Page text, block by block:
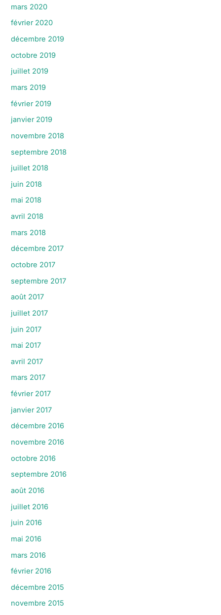
mars 2020
février 2020
décembre 2019
octobre 2019
juillet 2019
mars 2019
février 2019
janvier 2019
novembre 2018
septembre 2018
juillet 2018
juin 2018
mai 2018
avril 2018
mars 2018
décembre 2017
octobre 2017
septembre 2017
août 2017
juillet 2017
juin 2017
mai 2017
avril 2017
mars 2017
février 2017
janvier 2017
décembre 2016
novembre 2016
octobre 2016
septembre 2016
août 2016
juillet 2016
juin 2016
mai 2016
mars 2016
février 2016
décembre 2015
novembre 2015